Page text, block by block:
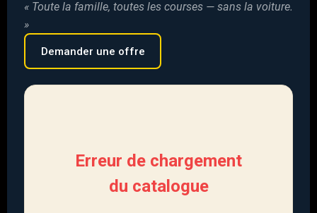
« Toute la famille, toutes les courses — sans la voiture.
»
Demander une offre